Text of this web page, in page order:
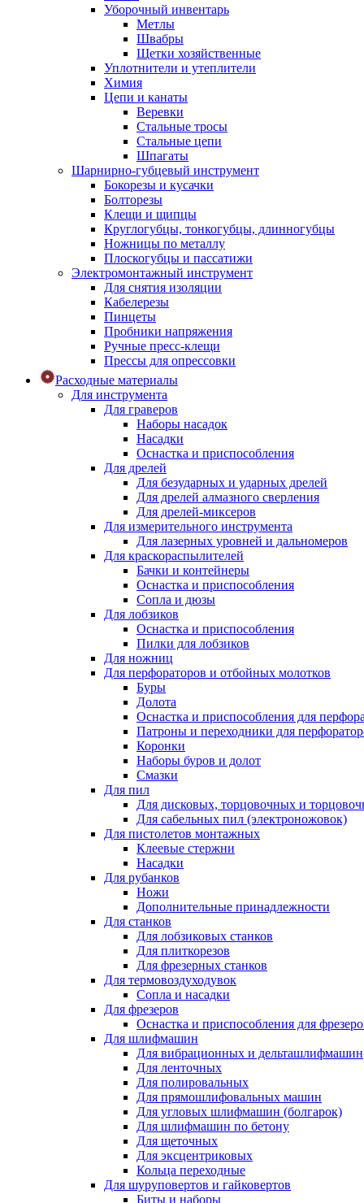
Уборочный инвентарь
Метлы
Швабры
Щетки хозяйственные
Уплотнители и утеплители
Химия
Цепи и канаты
Веревки
Стальные тросы
Стальные цепи
Шпагаты
Шарнирно-губцевый инструмент
Бокорезы и кусачки
Болторезы
Клещи и щипцы
Круглогубцы, тонкогубцы, длинногубцы
Ножницы по металлу
Плоскогубцы и пассатижи
Электромонтажный инструмент
Для снятия изоляции
Кабелерезы
Пинцеты
Пробники напряжения
Ручные пресс-клещи
Прессы для опрессовки
Расходные материалы
Для инструмента
Для граверов
Наборы насадок
Насадки
Оснастка и приспособления
Для дрелей
Для безударных и ударных дрелей
Для дрелей алмазного сверления
Для дрелей-миксеров
Для измерительного инструмента
Для лазерных уровней и дальномеров
Для краскораспылителей
Бачки и контейнеры
Оснастка и приспособления
Сопла и дюзы
Для лобзиков
Оснастка и приспособления
Пилки для лобзиков
Для ножниц
Для перфораторов и отбойных молотков
Буры
Долота
Оснастка и приспособления для
Патроны и переходники для
Коронки
Наборы буров и долот
Смазки
Для пил
Для дисковых, торцовочных и
Для сабельных пил (электроножовок)
Для пистолетов монтажных
Клеевые стержни
Насадки
Для рубанков
Ножи
Дополнительные принадлежности
Для станков
Для лобзиковых станков
Для плиткорезов
Для фрезерных станков
Для термовоздуходувок
Сопла и насадки
Для фрезеров
Оснастка и приспособления для
Для шлифмашин
Для вибрационных и дельташлифмашин
Для ленточных
Для полировальных
Для прямошлифовальных машин
Для угловых шлифмашин (болгарок)
Для шлифмашин по бетону
Для щеточных
Для эксцентриковых
Кольца переходные
Для шуруповертов и гайковертов
Биты и наборы